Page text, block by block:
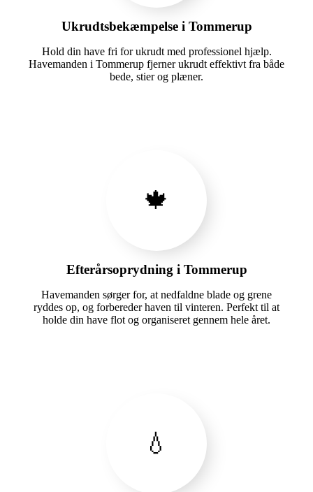
Ukrudtsbekæmpelse i Tommerup
Hold din have fri for ukrudt med professionel hjælp.
Havemanden i Tommerup fjerner ukrudt effektivt fra både
bede, stier og plæner.
🍁
Efterårsoprydning i Tommerup
Havemanden sørger for, at nedfaldne blade og grene
ryddes op, og forbereder haven til vinteren. Perfekt til at
holde din have flot og organiseret gennem hele året.
💧